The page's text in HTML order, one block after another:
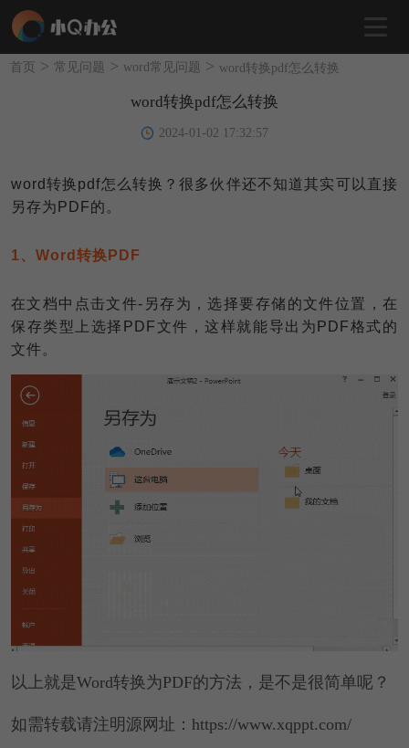
首页 > 常见问题 > word常见问题 > word转换pdf怎么转换
word转换pdf怎么转换
2024-01-02 17:32:57
word转换pdf怎么转换？很多伙伴还不知道其实可以直接
另存为PDF的。
1、Word转换PDF
在文档中点击文件-另存为，选择要存储的文件位置，在
保存类型上选择PDF文件，这样就能导出为PDF格式的
文件。
以上就是Word转换为PDF的方法，是不是很简单呢？
如需转载请注明源网址：https://www.xqppt.com/